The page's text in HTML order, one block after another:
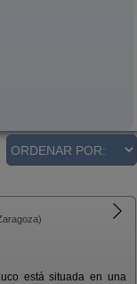
está situada en una